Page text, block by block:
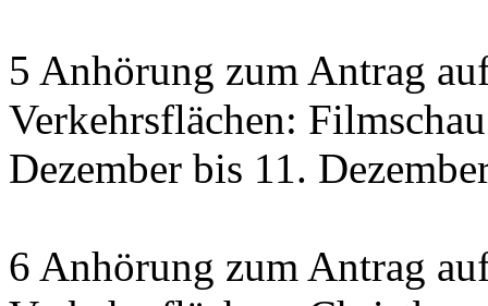
5 Anhörung zum Antrag
Verkehrsflächen:
Dezember bis 11.
6 Anhörung zum Antrag